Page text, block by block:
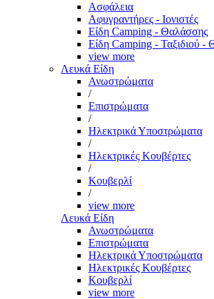
Ασφάλεια
Αφυγραντήρες - Ιονιστές
Είδη Camping - Θαλάσσης
Είδη Camping - Ταξιδιού -
view more
Λευκά Είδη
Ανωστρώματα
/
Επιστρώματα
/
Ηλεκτρικά Υποστρώματα
/
Ηλεκτρικές Κουβέρτες
/
Κουβερλί
/
view more
Λευκά Είδη
Ανωστρώματα
Επιστρώματα
Ηλεκτρικά Υποστρώματα
Ηλεκτρικές Κουβέρτες
Κουβερλί
view more